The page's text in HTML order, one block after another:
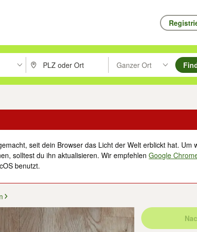
Vorschläge mit den Pfeiltasten nach oben/unten
PLZ oder Ort eingeben. Eingabetaste drücken um
Ganzer Ort
Suche im Umkreis des
seit dein Browser das Licht der Welt erblickt hat. Um
solltest du ihn aktualisieren. Wir empfehlenGoogle
benutzt.